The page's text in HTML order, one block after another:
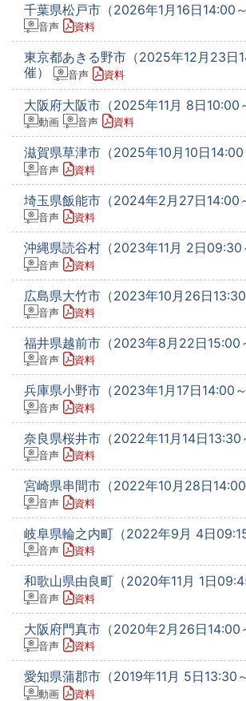
千葉県松戸市（2026年1月16日14:00
音声 資料
東京都あきる野市（2025年12月23日
催）
音声 資料
大阪府大阪市（2025年11月 8日10:00
動画 音声 資料
滋賀県草津市（2025年10月10日14:00
音声 資料
埼玉県飯能市（2024年2月27日14:00
音声 資料
沖縄県読谷村（2023年11月 2日09:30
音声 資料
広島県大竹市（2023年10月26日13:30
音声 資料
福井県越前市（2023年8月22日15:00
音声 資料
兵庫県小野市（2023年1月17日14:00～
音声 資料
奈良県桜井市（2022年11月14日13:30
音声 資料
宮崎県串間市（2022年10月28日14:00
音声 資料
岐阜県輪之内町（2022年9月 4日09:15
音声 資料
和歌山県由良町（2020年11月 1日
音声 資料
大阪府門真市（2020年2月26日14:00
音声 資料
愛知県蒲郡市（2019年11月 5日13:30
動画 資料